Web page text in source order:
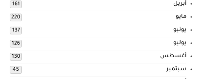
أبريل 161
مايو 220
يونيو 137
يوليو 126
أغسطس 130
سبتمبر 45